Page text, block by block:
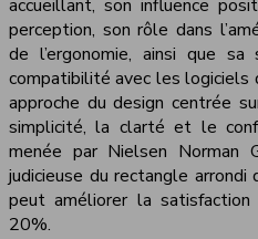
accueillant, son influence
perception, son rôle dans
de l’ergonomie, ainsi que
compatibilité avec les logiciels
approche du design centrée
simplicité, la clarté et le
menée par Nielsen Norman
judicieuse du rectangle
peut améliorer la
20%.